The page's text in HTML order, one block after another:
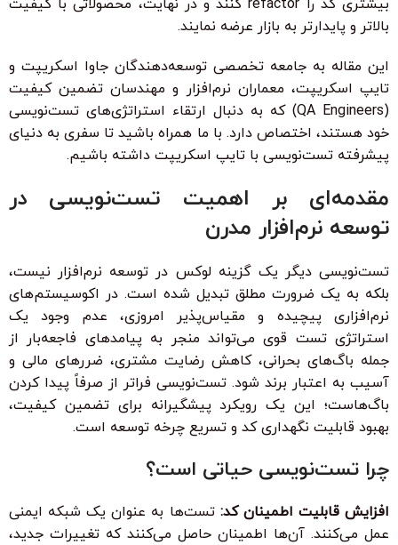
بیشتری کد را refactor کنند و در نهایت، محصولاتی با کیفیت
بالاتر و پایدارتر به بازار عرضه نمایند.
این مقاله به جامعه تخصصی توسعه‌دهندگان جاوا اسکریپت و
تایپ اسکریپت، معماران نرم‌افزار و مهندسان تضمین کیفیت
(QA Engineers) که به دنبال ارتقاء استراتژی‌های تست‌نویسی
خود هستند، اختصاص دارد. با ما همراه باشید تا سفری به دنیای
پیشرفته تست‌نویسی با تایپ اسکریپت داشته باشیم.
مقدمه‌ای بر اهمیت تست‌نویسی در
توسعه نرم‌افزار مدرن
تست‌نویسی دیگر یک گزینه لوکس در توسعه نرم‌افزار نیست،
بلکه به یک ضرورت مطلق تبدیل شده است. در اکوسیستم‌های
نرم‌افزاری پیچیده و مقیاس‌پذیر امروزی، عدم وجود یک
استراتژی تست قوی می‌تواند منجر به پیامدهای فاجعه‌بار از
جمله باگ‌های بحرانی، کاهش رضایت مشتری، ضررهای مالی و
آسیب به اعتبار برند شود. تست‌نویسی فراتر از صرفاً پیدا کردن
باگ‌هاست؛ این یک رویکرد پیشگیرانه برای تضمین کیفیت،
بهبود قابلیت نگهداری کد و تسریع چرخه توسعه است.
چرا تست‌نویسی حیاتی است؟
افزایش قابلیت اطمینان کد: تست‌ها به عنوان یک شبکه ایمنی
عمل می‌کنند. آن‌ها اطمینان حاصل می‌کنند که تغییرات جدید،